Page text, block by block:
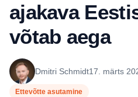
ajakava
võtab aega
Dmitri Schmidt17. märts
Ettevõtte asutamine